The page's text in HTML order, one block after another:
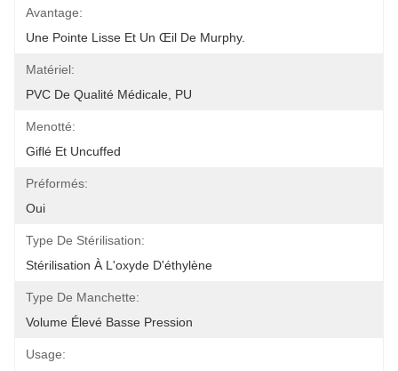
Avantage:
Une Pointe Lisse Et Un Œil De Murphy.
Matériel:
PVC De Qualité Médicale, PU
Menotté:
Giflé Et Uncuffed
Préformés:
Oui
Type De Stérilisation:
Stérilisation À L'oxyde D'éthylène
Type De Manchette:
Volume Élevé Basse Pression
Usage: